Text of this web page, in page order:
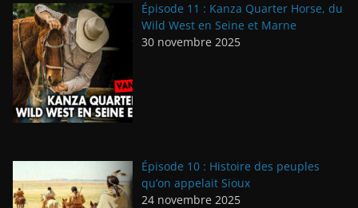
Épisode 11 : Kanza Quarter Horse, du
Wild West en Seine et Marne
30 novembre 2025
Épisode 10 : Histoire des peuples
qu’on appelait Sioux
24 novembre 2025